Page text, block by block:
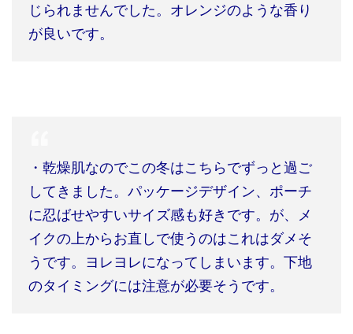
じられませんでした。オレンジのような香り
が良いです。
・乾燥肌なのでこの冬はこちらでずっと過ご
してきました。パッケージデザイン、ポーチ
に忍ばせやすいサイズ感も好きです。が、メ
イクの上からお直しで使うのはこれはダメそ
うです。ヨレヨレになってしまいます。下地
のタイミングには注意が必要そうです。